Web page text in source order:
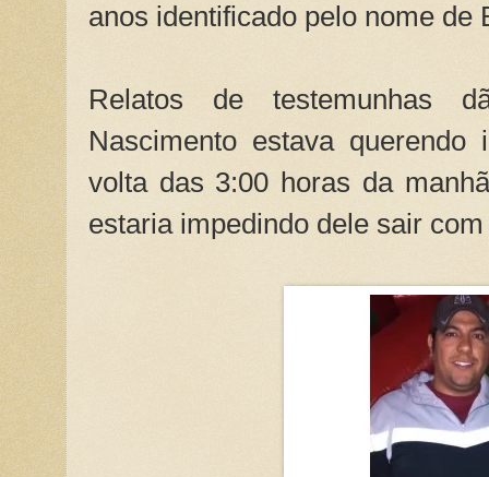
anos identificado pelo nome
Relatos de testemunhas
Nascimento estava
volta das 3:00 horas da
estaria impedindo dele sair